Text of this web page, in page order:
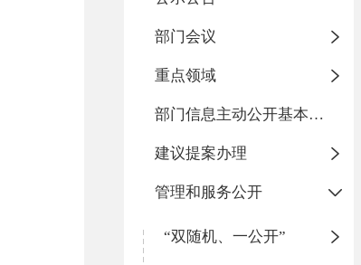
部门会议
重点领域
部门信息主动公开基本目录
建议提案办理
管理和服务公开
“双随机、一公开”